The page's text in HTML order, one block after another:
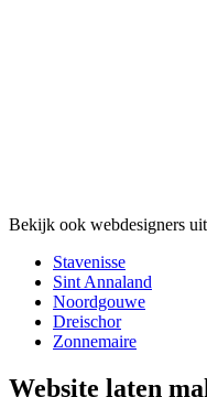
Bekijk ook webdesigners uit
Stavenisse
Sint Annaland
Noordgouwe
Dreischor
Zonnemaire
Website laten